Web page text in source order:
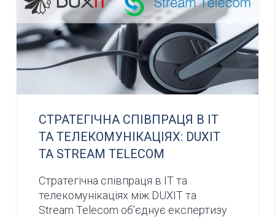
СТРАТЕГІЧНА СПІВПРАЦЯ В ІТ
ТА ТЕЛЕКОМУНІКАЦІЯХ: DUXIT
ТА STREAM TELECOM
Стратегічна співпраця в ІТ та
телекомунікаціях між DUXIT та
Stream Telecom об’єднує експертизу